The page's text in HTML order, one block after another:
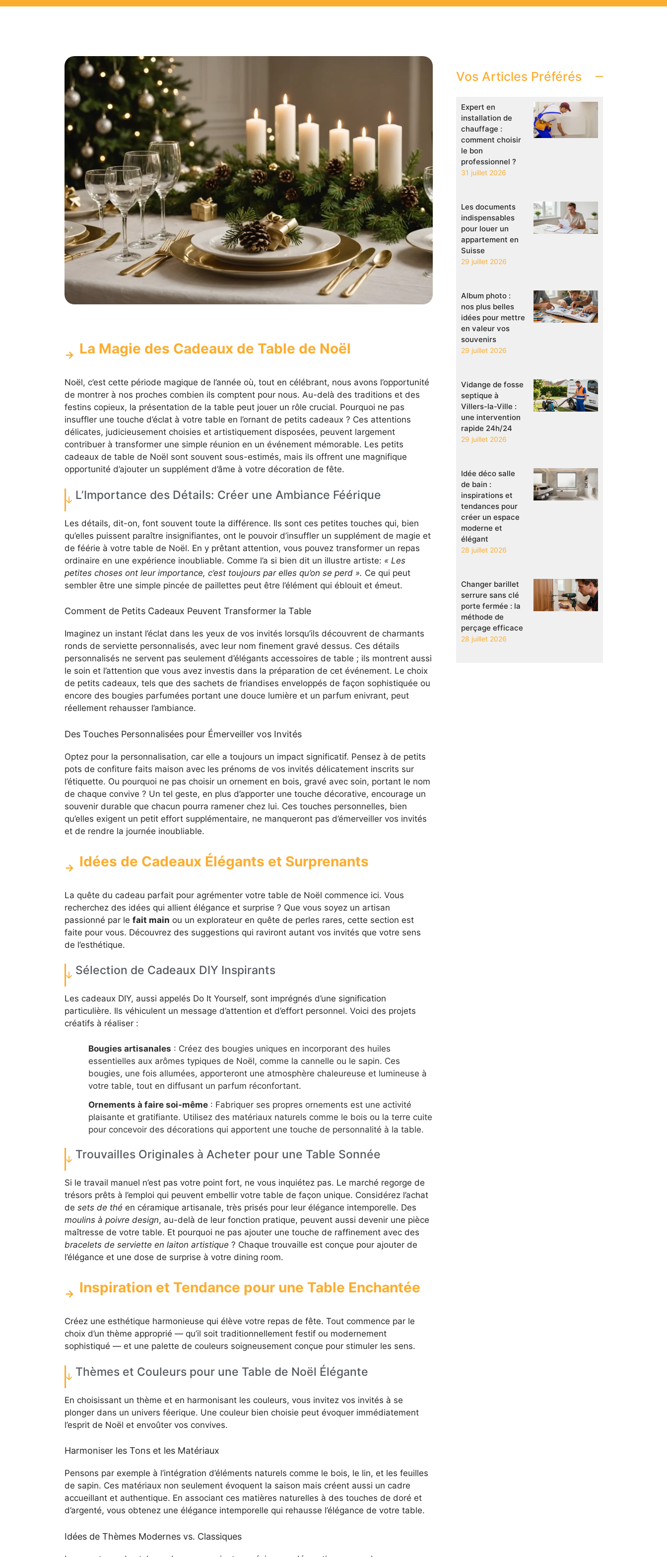
La Magie des Cadeaux de Table de Noël
Noël, c’est cette période magique de l’année où, tout en célébrant, nous avons l’opportunité
de montrer à nos proches combien ils comptent pour nous. Au-delà des traditions et des
festins copieux, la présentation de la table peut jouer un rôle crucial. Pourquoi ne pas
insuffler une touche d’éclat à votre table en l’ornant de petits cadeaux ? Ces attentions
délicates, judicieusement choisies et artistiquement disposées, peuvent largement
contribuer à transformer une simple réunion en un événement mémorable. Les petits
cadeaux de table de Noël sont souvent sous-estimés, mais ils offrent une magnifique
opportunité d’ajouter un supplément d’âme à votre décoration de fête.
L’Importance des Détails: Créer une Ambiance Féérique
Les détails, dit-on, font souvent toute la différence. Ils sont ces petites touches qui, bien
qu’elles puissent paraître insignifiantes, ont le pouvoir d’insuffler un supplément de magie et
de féérie à votre table de Noël. En y prêtant attention, vous pouvez transformer un repas
ordinaire en une expérience inoubliable. Comme l’a si bien dit un illustre artiste: « Les
petites choses ont leur importance, c’est toujours par elles qu’on se perd ». Ce qui peut
sembler être une simple pincée de paillettes peut être l’élément qui éblouit et émeut.
Comment de Petits Cadeaux Peuvent Transformer la Table
Imaginez un instant l’éclat dans les yeux de vos invités lorsqu’ils découvrent de charmants
ronds de serviette personnalisés, avec leur nom finement gravé dessus. Ces détails
personnalisés ne servent pas seulement d’élégants accessoires de table ; ils montrent aussi
le soin et l’attention que vous avez investis dans la préparation de cet événement. Le choix
de petits cadeaux, tels que des sachets de friandises enveloppés de façon sophistiquée ou
encore des bougies parfumées portant une douce lumière et un parfum enivrant, peut
réellement rehausser l’ambiance.
Des Touches Personnalisées pour Émerveiller vos Invités
Optez pour la personnalisation, car elle a toujours un impact significatif. Pensez à de petits
pots de confiture faits maison avec les prénoms de vos invités délicatement inscrits sur
l’étiquette. Ou pourquoi ne pas choisir un ornement en bois, gravé avec soin, portant le nom
de chaque convive ? Un tel geste, en plus d’apporter une touche décorative, encourage un
souvenir durable que chacun pourra ramener chez lui. Ces touches personnelles, bien
qu’elles exigent un petit effort supplémentaire, ne manqueront pas d’émerveiller vos invités
et de rendre la journée inoubliable.
Idées de Cadeaux Élégants et Surprenants
La quête du cadeau parfait pour agrémenter votre table de Noël commence ici. Vous
recherchez des idées qui allient élégance et surprise ? Que vous soyez un artisan
passionné par le fait main ou un explorateur en quête de perles rares, cette section est
faite pour vous. Découvrez des suggestions qui raviront autant vos invités que votre sens
de l’esthétique.
Sélection de Cadeaux DIY Inspirants
Les cadeaux DIY, aussi appelés Do It Yourself, sont imprégnés d’une signification
particulière. Ils véhiculent un message d’attention et d’effort personnel. Voici des projets
créatifs à réaliser :
Bougies artisanales : Créez des bougies uniques en incorporant des huiles
essentielles aux arômes typiques de Noël, comme la cannelle ou le sapin. Ces
bougies, une fois allumées, apporteront une atmosphère chaleureuse et lumineuse à
votre table, tout en diffusant un parfum réconfortant.
Ornements à faire soi-même: Fabriquer ses propres ornements est une activité
plaisante et gratifiante. Utilisez des matériaux naturels comme le bois ou la terre cuite
pour concevoir des décorations qui apportent une touche de personnalité à la table.
Trouvailles Originales à Acheter pour une Table Sonnée
Si le travail manuel n’est pas votre point fort, ne vous inquiétez pas. Le marché regorge de
trésors prêts à l’emploi qui peuvent embellir votre table de façon unique. Considérez l’achat
de sets de thé en céramique artisanale, très prisés pour leur élégance intemporelle. Des
moulins à poivre design, au-delà de leur fonction pratique, peuvent aussi devenir une pièce
maîtresse de votre table. Et pourquoi ne pas ajouter une touche de raffinement avec des
bracelets de serviette en laiton artistique ? Chaque trouvaille est conçue pour ajouter de
l’élégance et une dose de surprise à votre dining room.
Inspiration et Tendance pour une Table Enchantée
Créez une esthétique harmonieuse qui élève votre repas de fête. Tout commence par le
choix d’un thème approprié — qu’il soit traditionnellement festif ou modernement
sophistiqué — et une palette de couleurs soigneusement conçue pour stimuler les sens.
Thèmes et Couleurs pour une Table de Noël Élégante
En choisissant un thème et en harmonisant les couleurs, vous invitez vos invités à se
plonger dans un univers féerique. Une couleur bien choisie peut évoquer immédiatement
l’esprit de Noël et envoûter vos convives.
Harmoniser les Tons et les Matériaux
Pensons par exemple à l’intégration d’éléments naturels comme le bois, le lin, et les feuilles
de sapin. Ces matériaux non seulement évoquent la saison mais créent aussi un cadre
accueillant et authentique. En associant ces matières naturelles à des touches de doré et
d’argenté, vous obtenez une élégance intemporelle qui rehausse l’élégance de votre table.
Idées de Thèmes Modernes vs. Classiques
Vos Articles Préférés
Expert en
installation de
chauffage :
comment choisir
le bon
professionnel ?
31 juillet 2026
Les documents
indispensables
pour louer un
appartement en
Suisse
29 juillet 2026
Album photo :
nos plus belles
idées pour mettre
en valeur vos
souvenirs
29 juillet 2026
Vidange de fosse
septique à
Villers-la-Ville :
une intervention
rapide 24h/24
29 juillet 2026
Idée déco salle
de bain :
inspirations et
tendances pour
créer un espace
moderne et
élégant
28 juillet 2026
Changer barillet
serrure sans clé
porte fermée : la
méthode de
perçage efficace
28 juillet 2026